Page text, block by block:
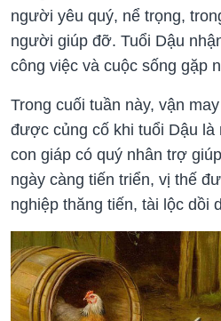
người yêu quý, nể trọng,
người giúp đỡ. Tuổi Dậu
công việc và cuộc sống gặp
Trong cuối tuần này, vận
được củng cố khi tuổi Dậu là
con giáp có quý nhân trợ
ngày càng tiến triển, vị thế
nghiệp thăng tiến, tài lộc dồi